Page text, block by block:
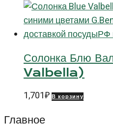
Солонка Блю
Valbella)
1,701₽ В корзину
Главное